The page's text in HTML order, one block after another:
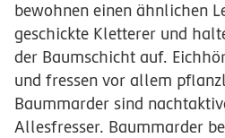
bewohnen einen ähnlichen
geschickte Kletterer und
der Baumschicht auf.
und fressen vor allem
Baummarder sind
Allesfresser. Baummarder